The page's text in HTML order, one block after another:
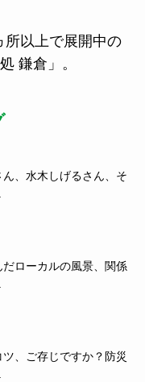
所以上で展開中の
鎌倉」。
、水木しげるさん、そ
ローカルの風景、関係
、ご存じですか？防災